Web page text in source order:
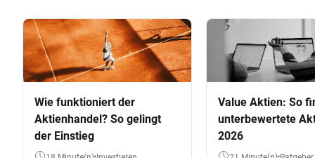
Wie funktioniert der
Aktienhandel? So gelingt
der Einstieg
Value Aktien: So
unterbewertete
2026